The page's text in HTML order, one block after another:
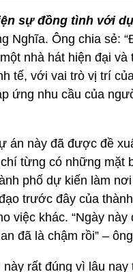
sự đồng tình với
Nghĩa. Ông chia sẻ:
nhà hát hiện đại
tế, với vai trò vị trí
ứng nhu cầu của
án này đã được đề
từng có những mặt
phố dự kiến làm
trước đây của
việc khác. “Ngày
đã là chậm rồi” –
này rất đúng vì lâu nay